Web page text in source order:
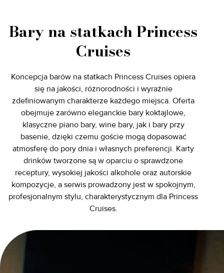
Bary na statkach Princess
Cruises
Koncepcja barów na statkach Princess Cruises opiera
się na jakości, różnorodności i wyraźnie
zdefiniowanym charakterze każdego miejsca. Oferta
obejmuje zarówno eleganckie bary koktajlowe,
klasyczne piano bary, wine bary, jak i bary przy
basenie, dzięki czemu goście mogą dopasować
atmosferę do pory dnia i własnych preferencji. Karty
drinków tworzone są w oparciu o sprawdzone
receptury, wysokiej jakości alkohole oraz autorskie
kompozycje, a serwis prowadzony jest w spokojnym,
profesjonalnym stylu, charakterystycznym dla Princess
Cruises.